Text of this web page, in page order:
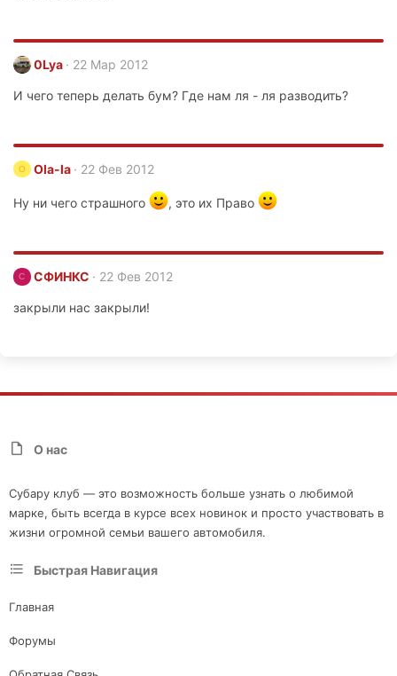
0Lya 22 Мар 2012
И чего теперь делать бум? Где нам ля - ля разводить?
O Ola-la 22 Фев 2012
Ну ни чего страшного , это их Право
С СФИНКС 22 Фев 2012
закрыли нас закрыли!
О нас
Субару клуб — это возможность больше узнать о любимой
марке, быть всегда в курсе всех новинок и просто участвовать в
жизни огромной семьи вашего автомобиля.
Быстрая Навигация
Главная
Форумы